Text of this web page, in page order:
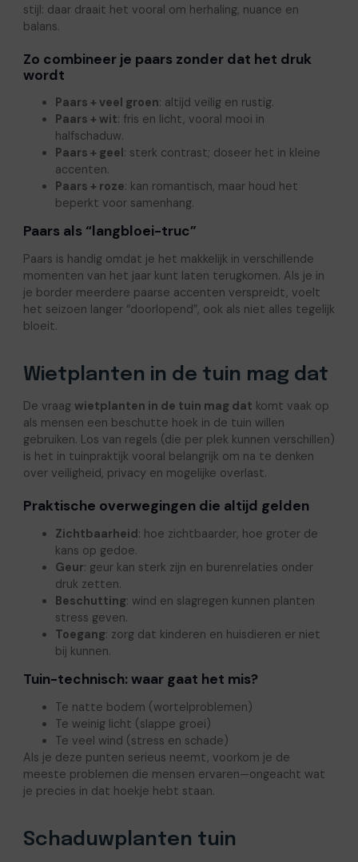
stijl: daar draait het vooral om herhaling, nuance en
balans.
Zo combineer je paars zonder dat het druk
wordt
Paars + veel groen: altijd veilig en rustig.
Paars + wit: fris en licht, vooral mooi in
halfschaduw.
Paars + geel: sterk contrast; doseer het in kleine
accenten.
Paars + roze: kan romantisch, maar houd het
beperkt voor samenhang.
Paars als “langbloei-truc”
Paars is handig omdat je het makkelijk in verschillende
momenten van het jaar kunt laten terugkomen. Als je in
je border meerdere paarse accenten verspreidt, voelt
het seizoen langer “doorlopend”, ook als niet alles tegelijk
bloeit.
Wietplanten in de tuin mag dat
De vraag wietplanten in de tuin mag dat komt vaak op
als mensen een beschutte hoek in de tuin willen
gebruiken. Los van regels (die per plek kunnen verschillen)
is het in tuinpraktijk vooral belangrijk om na te denken
over veiligheid, privacy en mogelijke overlast.
Praktische overwegingen die altijd gelden
Zichtbaarheid: hoe zichtbaarder, hoe groter de
kans op gedoe.
Geur: geur kan sterk zijn en burenrelaties onder
druk zetten.
Beschutting: wind en slagregen kunnen planten
stress geven.
Toegang: zorg dat kinderen en huisdieren er niet
bij kunnen.
Tuin-technisch: waar gaat het mis?
Te natte bodem (wortelproblemen)
Te weinig licht (slappe groei)
Te veel wind (stress en schade)
Als je deze punten serieus neemt, voorkom je de
meeste problemen die mensen ervaren—ongeacht wat
je precies in dat hoekje hebt staan.
Schaduwplanten tuin